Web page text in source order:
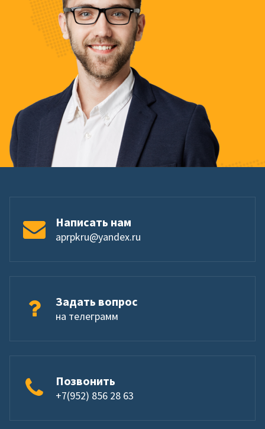
Написать нам
aprpkru@yandex.ru
Задать вопрос
на телеграмм
Позвонить
+7(952) 856 28 63